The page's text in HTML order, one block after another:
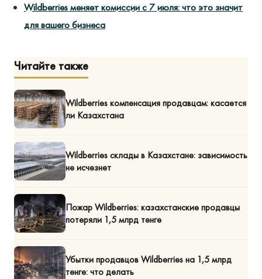
Wildberries меняет комиссии с 7 июля: что это значит
для вашего бизнеса
Читайте также
Wildberries компенсация продавцам: касается
ли Казахстана
Wildberries склады в Казахстане: зависимость
не исчезнет
Пожар Wildberries: казахстанские продавцы
потеряли 1,5 млрд тенге
Убытки продавцов Wildberries на 1,5 млрд
тенге: что делать